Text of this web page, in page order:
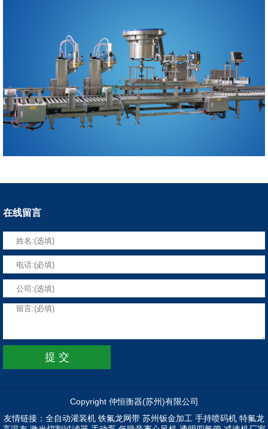
在线留言
Copyright 仲恒衡器(苏州)有限公司
友情链接： 全自动灌装机 铁氟龙网带 苏州钣金加工 手持喷码机 特氟龙